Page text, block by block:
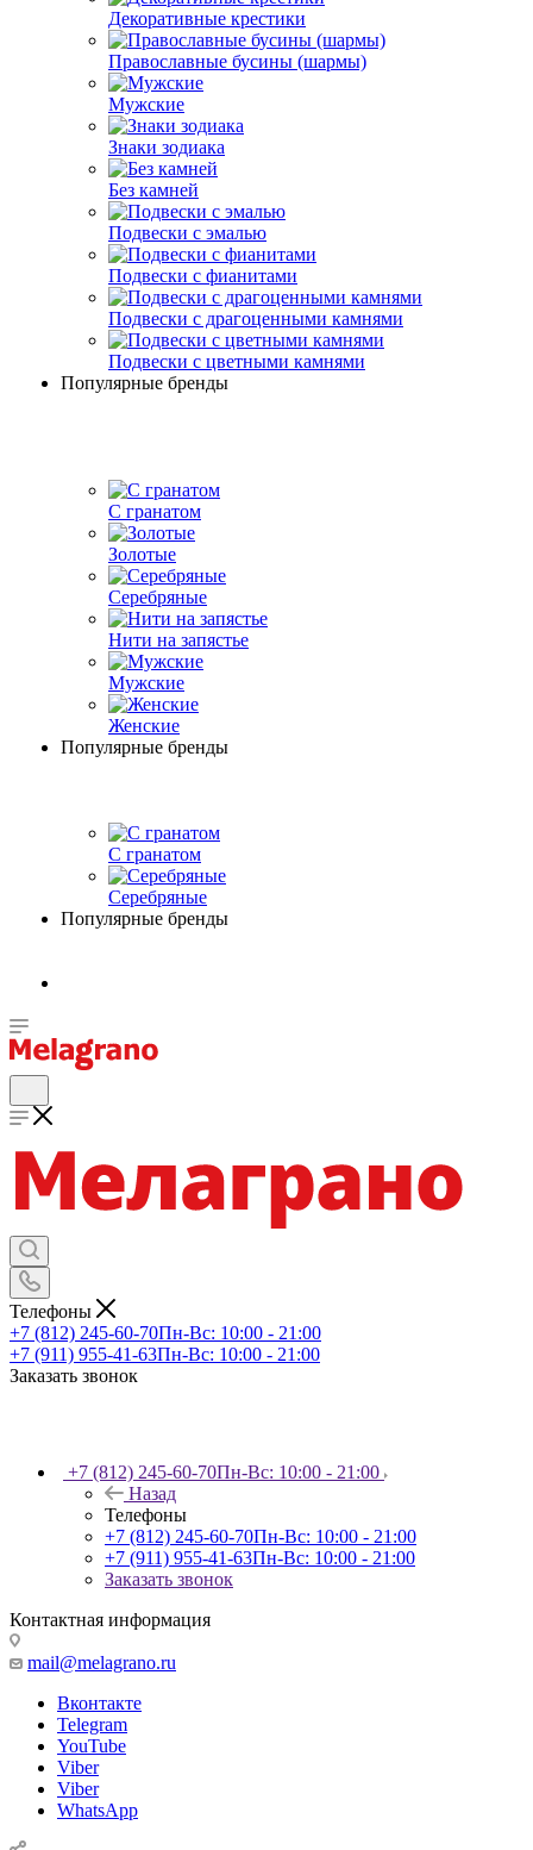
Декоративные крестики
Православные бусины (шармы)
Мужские
Знаки зодиака
Без камней
Подвески с эмалью
Подвески с фианитами
Подвески с драгоценными камнями
Подвески с цветными камнями
Популярные бренды
С гранатом
Золотые
Серебряные
Нити на запястье
Мужские
Женские
Популярные бренды
С гранатом
Серебряные
Популярные бренды
Телефоны
+7 (812) 245-60-70Пн-Вс: 10:00 - 21:00
+7 (911) 955-41-63Пн-Вс: 10:00 - 21:00
Заказать звонок
+7 (812) 245-60-70Пн-Вс: 10:00 - 21:00
Назад
Телефоны
+7 (812) 245-60-70Пн-Вс: 10:00 - 21:00
+7 (911) 955-41-63Пн-Вс: 10:00 - 21:00
Заказать звонок
Контактная информация
mail@melagrano.ru
Вконтакте
Telegram
YouTube
Viber
Viber
WhatsApp